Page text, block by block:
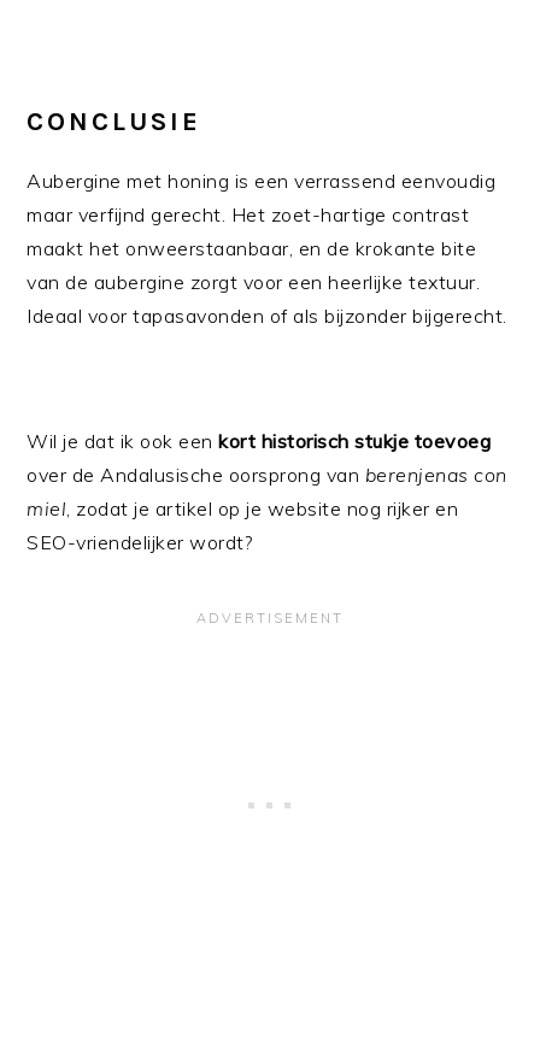
CONCLUSIE
Aubergine met honing is een verrassend eenvoudig
maar verfijnd gerecht. Het zoet-hartige contrast
maakt het onweerstaanbaar, en de krokante bite
van de aubergine zorgt voor een heerlijke textuur.
Ideaal voor tapasavonden of als bijzonder bijgerecht.
Wil je dat ik ook eenkort historisch stukje toevoeg
over de Andalusische oorsprong van berenjenas con
miel, zodat je artikel op je website nog rijker en
SEO-vriendelijker wordt?